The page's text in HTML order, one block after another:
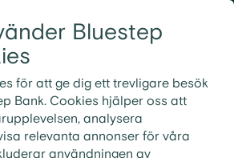
Bluestep
för att ge dig ett trevligare besök
Bank. Cookies hjälper oss att
analysera
relevanta annonser för våra
användningen av
> Ekonomiskola
Skatt